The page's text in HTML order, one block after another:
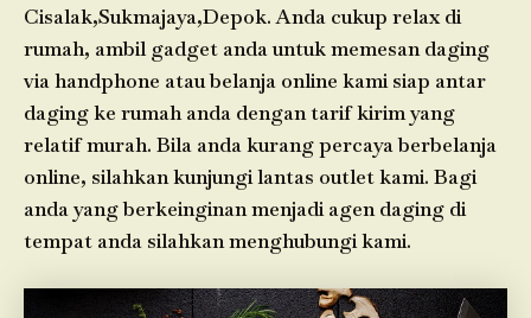
Cisalak,Sukmajaya,Depok. Anda cukup relax di
rumah, ambil gadget anda untuk memesan daging
via handphone atau belanja online kami siap antar
daging ke rumah anda dengan tarif kirim yang
relatif murah. Bila anda kurang percaya berbelanja
online, silahkan kunjungi lantas outlet kami. Bagi
anda yang berkeinginan menjadi agen daging di
tempat anda silahkan menghubungi kami.